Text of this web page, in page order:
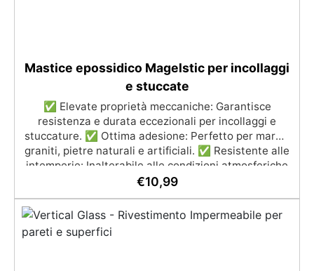
Mastice epossidico Magelstic per incollaggi
e stuccate
✅ Elevate proprietà meccaniche: Garantisce
resistenza e durata eccezionali per incollaggi e
stuccature. ✅ Ottima adesione: Perfetto per marmi,
graniti, pietre naturali e artificiali. ✅ Resistente alle
intemperie: Inalterabile alle condizioni atmosferiche
e resistente agli UV. ✅ Applicazioni verticali: Ideale
✅ Facile da usare: Miscelazione semplice con
rapporto 100:50 per risultati ottimali.
€10,99